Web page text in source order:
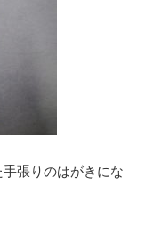
張りのはがきにな